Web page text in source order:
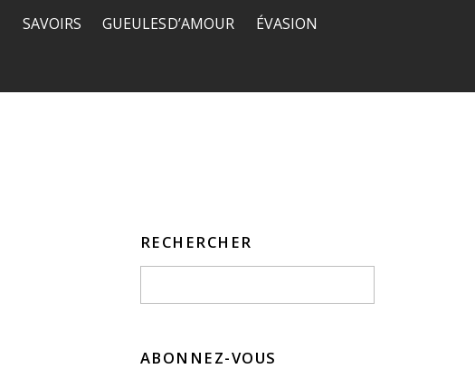
SAVOIRS GUEULES D’AMOUR ÉVASION
RECHERCHER
ABONNEZ-VOUS